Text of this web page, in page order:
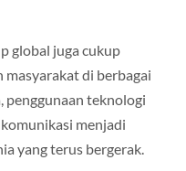
global juga cukup
masyarakat di berbagai
penggunaan teknologi
menjadi
yang terus bergerak.